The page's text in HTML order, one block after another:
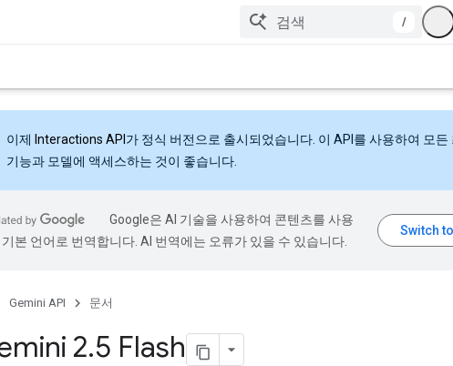
/
이제 Interactions API 가 정식 버전으로 출시되었습니다. 이 API를 사용하여 모든
기능과 모델에 액세스하는 것이 좋습니다.
Google은 AI 기술을 사용하여 콘텐츠를 사용
본 언어로 번역합니다. AI 번역에는 오류가 있을 수 있습니다.
Gemini API 문서
2.5 Flash